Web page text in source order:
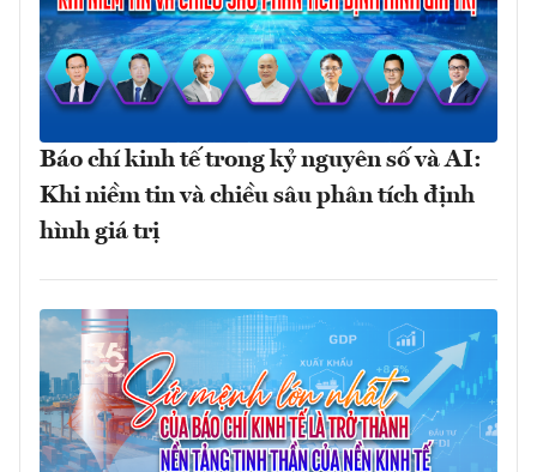
Báo chí kinh tế trong kỷ nguyên số và AI:
Khi niềm tin và chiều sâu phân tích định
hình giá trị